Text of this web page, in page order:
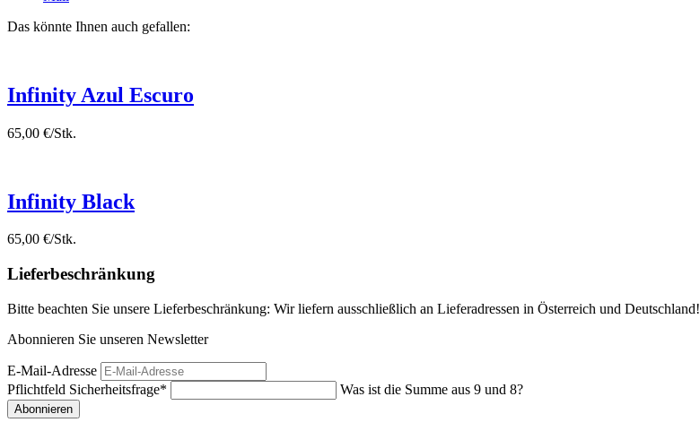
Das könnte Ihnen auch gefallen:
Infinity Azul Escuro
65,00 €/Stk.
Infinity Black
65,00 €/Stk.
Lieferbeschränkung
Bitte beachten Sie unsere Lieferbeschränkung: Wir liefern ausschließlich an Lieferadressen in Österreich und Deutschland!
Abonnieren Sie unseren Newsletter
E-Mail-Adresse
Pflichtfeld Sicherheitsfrage* Was ist die Summe aus 9 und 8?
Abonnieren